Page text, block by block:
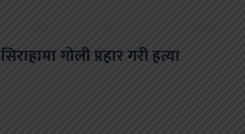
सिराहामा गोली प्रहार गरी हत्या